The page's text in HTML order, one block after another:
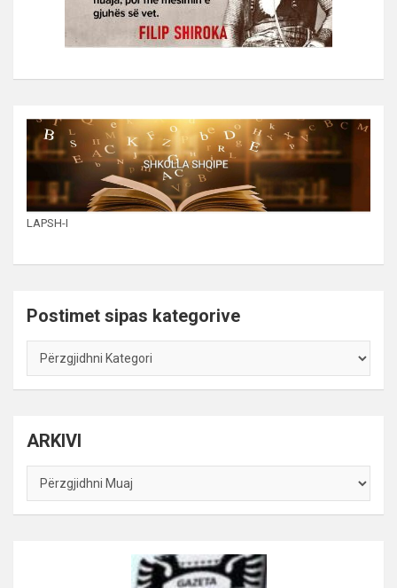
LAPSH-I
Postimet sipas kategorive
Postimet
sipas
kategorive
ARKIVI
ARKIVI